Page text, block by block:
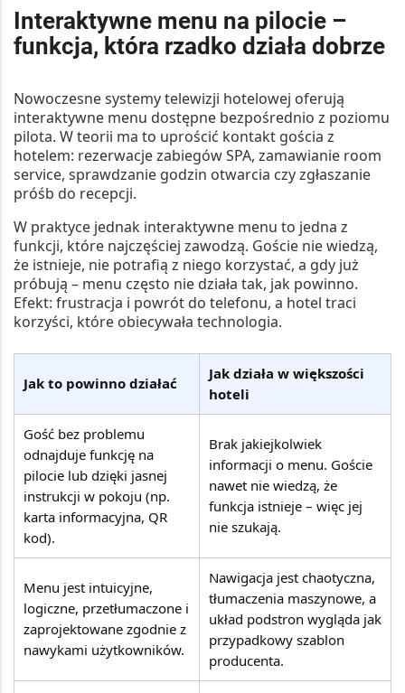
Interaktywne menu na pilocie –
funkcja, która rzadko działa dobrze
Nowoczesne systemy telewizji hotelowej oferują
interaktywne menu dostępne bezpośrednio z poziomu
pilota. W teorii ma to uprościć kontakt gościa z
hotelem: rezerwacje zabiegów SPA, zamawianie room
service, sprawdzanie godzin otwarcia czy zgłaszanie
próśb do recepcji.
W praktyce jednak interaktywne menu to jedna z
funkcji, które najczęściej zawodzą. Goście nie wiedzą,
że istnieje, nie potrafią z niego korzystać, a gdy już
próbują – menu często nie działa tak, jak powinno.
Efekt: frustracja i powrót do telefonu, a hotel traci
korzyści, które obiecywała technologia.
Jak to powinno działać
Jak działa w większości
hoteli
Gość bez problemu
odnajduje funkcję na
pilocie lub dzięki jasnej
instrukcji w pokoju (np.
karta informacyjna, QR
kod).
Brak jakiejkolwiek
informacji o menu. Goście
nawet nie wiedzą, że
funkcja istnieje – więc jej
nie szukają.
Menu jest intuicyjne,
logiczne, przetłumaczone i
zaprojektowane zgodnie z
nawykami użytkowników.
Nawigacja jest chaotyczna,
tłumaczenia maszynowe, a
układ podstron wygląda jak
przypadkowy szablon
producenta.